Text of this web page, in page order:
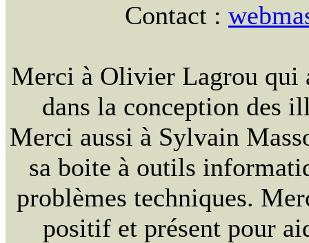
Contact :
Merci à Olivier Lagrou qui
dans la conception des
Merci aussi à Sylvain
sa boite à outils
problèmes techniques.
positif et présent pour